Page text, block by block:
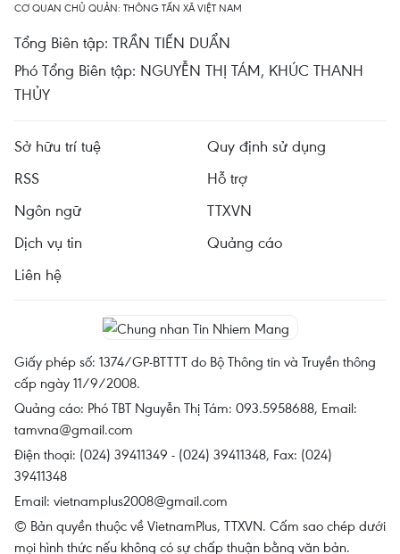
CƠ QUAN CHỦ QUẢN: THÔNG TẤN XÃ VIỆT NAM
Tổng Biên tập: TRẦN TIẾN DUẨN
Phó Tổng Biên tập: NGUYỄN THỊ TÁM, KHÚC THANH
THỦY
Sở hữu trí tuệ
Quy định sử dụng
RSS
Hỗ trợ
Ngôn ngữ
TTXVN
Dịch vụ tin
Quảng cáo
Liên hệ
Giấy phép số: 1374/GP-BTTTT do Bộ Thông tin và Truyền thông
cấp ngày 11/9/2008.
Quảng cáo: Phó TBT Nguyễn Thị Tám: 093.5958688, Email:
tamvna@gmail.com
Điện thoại: (024) 39411349 - (024) 39411348, Fax: (024)
39411348
Email: vietnamplus2008@gmail.com
© Bản quyền thuộc về VietnamPlus, TTXVN. Cấm sao chép dưới
mọi hình thức nếu không có sự chấp thuận bằng văn bản.